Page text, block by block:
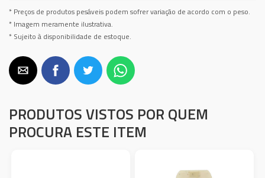
* Preços de produtos pesáveis podem sofrer variação de acordo com o peso.
* Imagem meramente ilustrativa.
* Sujeito à disponibilidade de estoque.
PRODUTOS VISTOS POR QUEM
PROCURA ESTE ITEM